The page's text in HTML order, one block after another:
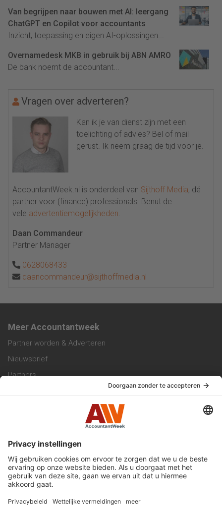
Van begrijpen naar bouwen met AI: leergang
ChatGPT en Copilot voor accountants
Inzicht, toepassing en eigen AI-oplossingen...
Overnamedesk MKB in gebruik bij ABN AMRO
De bank noemt de accountant...
Vragen over adverteren?
Kan ik je van dienst zijn met een
toelichting of advies? Bel of mail
gerust. Ik neem graag de tijd voor je.
AccountantWeek.nl is onderdeel van Sijthoff Media, dé
partner voor (finance) professionals. Benut de
vele advertentiemogelijkheden.
Daan Commandeur
Partner Manager
0628068433
daancommandeur@sijthoffmedia.nl
Meer Accountantweek
Partner worden & Adverteren
Nieuwsbrief
Partners
Werken bij ons
Privacy Statement
Algemene Voorwaarden
Privacyinstellingen